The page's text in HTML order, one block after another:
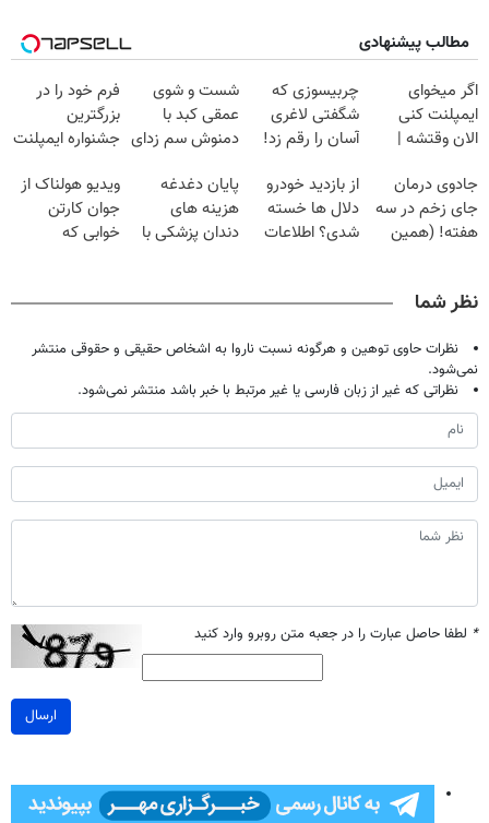
مطالب پیشنهادی
اگر میخوای
ایمپلنت کنی
الان وقتشه |
میلیون تومان!!!
چربیسوزی که
شگفتی لاغری
آسان را رقم زد!
شست و شوی
عمقی کبد با
دمنوش سم زدای
فرم خود را در
بزرگترین
جشنواره ایمپلنت
فقط ۲۵ میلیون
جادوی درمان
جای زخم در سه
هفته! (همین
از بازدید خودرو
دلال ها خسته
شدی؟ اطلاعات
پایان دغدغه
هزینه های
دندان پزشکی با
ویدیو هولناک از
جوان کارتن
خوابی که
نظر شما
نظرات حاوی توهین و هرگونه نسبت ناروا به اشخاص حقیقی و حقوقی منتشر
نمی‌شود.
نظراتی که غیر از زبان فارسی یا غیر مرتبط با خبر باشد منتشر نمی‌شود.
* لطفا حاصل عبارت را در جعبه متن روبرو وارد کنید
ارسال